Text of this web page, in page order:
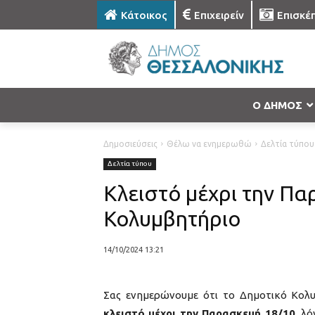
Κάτοικος Επιχειρείν
Ο ΔΗΜΟΣ
Δημοσιεύσεις Θέλω να ενημερωθώ Δελτία τύπου
Δελτία τύπου
Κλειστό μέχρι την
Κολυμβητήριο
14/10/2024 13:21
Σας ενημερώνουμε ότι το Δημοτικό